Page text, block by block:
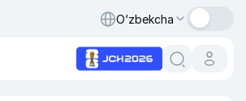
O‘zbekcha